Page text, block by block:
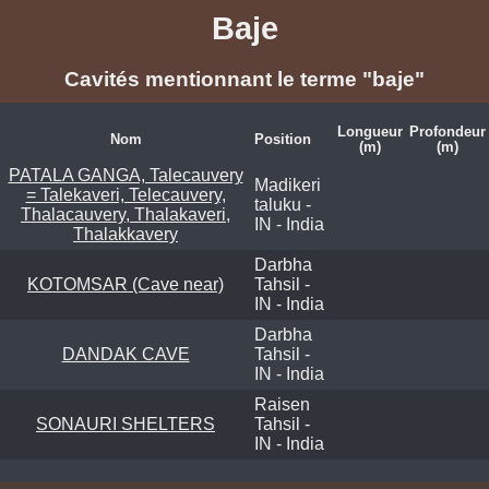
Baje
Cavités mentionnant le terme "baje"
Nom Position
Longueur
(m)
Profondeur
(m)
PATALA GANGA, Talecauvery
= Talekaveri, Telecauvery,
Thalacauvery, Thalakaveri,
Thalakkavery
Madikeri
taluku -
IN - India
KOTOMSAR (Cave near)
Darbha
Tahsil -
IN - India
DANDAK CAVE
Darbha
Tahsil -
IN - India
SONAURI SHELTERS
Raisen
Tahsil -
IN - India